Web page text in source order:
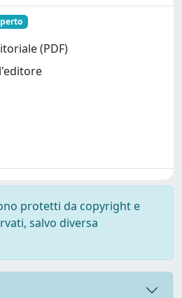
(PDF)
protetti da copyright e
salvo diversa